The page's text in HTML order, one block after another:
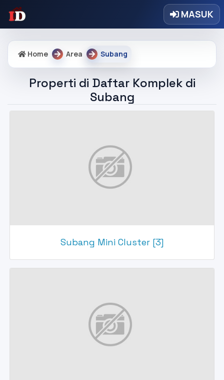
MASUK
Home Area Subang
Properti di Daftar Komplek di
Subang
Subang Mini Cluster [3]